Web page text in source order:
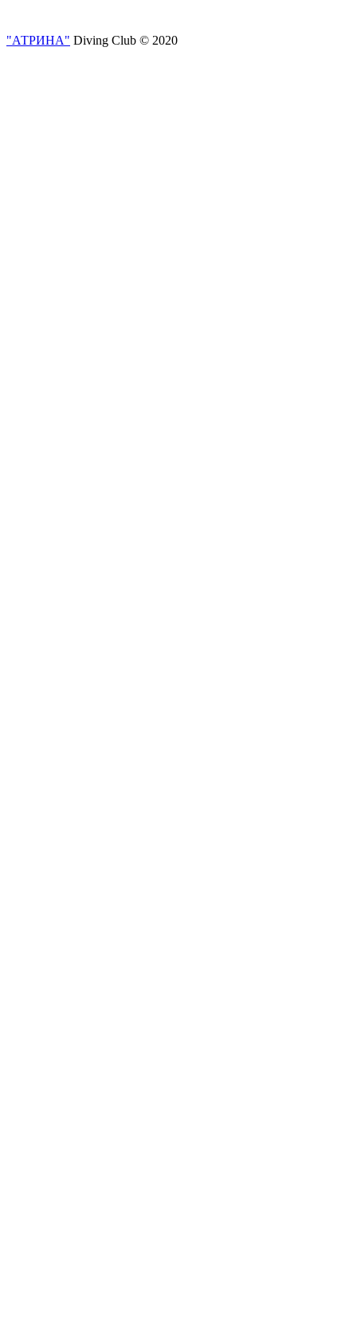
"АТРИНА" Diving Club © 2020